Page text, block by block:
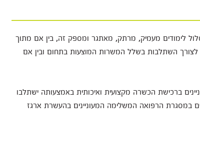
לימודים מעמיק, מרתק, מאתגר ומספק זה, בין אם מתוך
לצורך השתלבות בשלל המשרות המוצעות בתחום ובין אם
ברכישת הכשרה מקצועית ואיכותית באמצעותה ישתלבו
במסגרת הרפואה המשלימה המעוניינים בהעשרת ארגז